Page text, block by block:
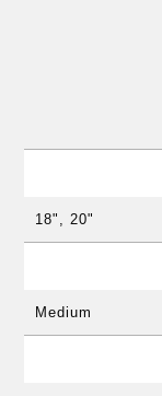
18", 20"
Medium